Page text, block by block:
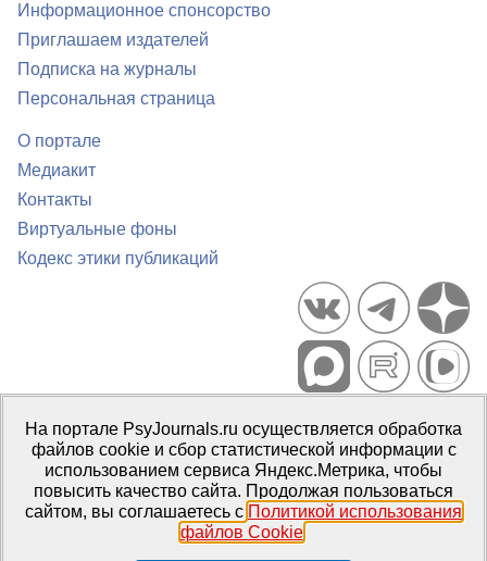
Информационное спонсорство
Приглашаем издателей
Подписка на журналы
Персональная страница
О портале
Медиакит
Контакты
Виртуальные фоны
Кодекс этики публикаций
Портал психологических изданий PsyJournals.ru, 2007–2026
Правила использования материалов
Свидетельство регистрации СМИЭл № ФС77-66447 от 14 июля
2016 г.
Издатель: ФГБОУ ВО МГППУ
На портале PsyJournals.ru осуществляется обработка
файлов cookie и сбор статистической информации с
использованием сервиса Яндекс.Метрика, чтобы
повысить качество сайта. Продолжая пользоваться
сайтом, вы соглашаетесь с Политикой использования
файлов Cookie.